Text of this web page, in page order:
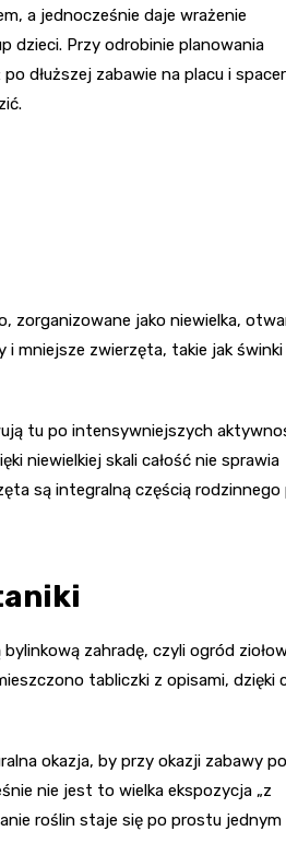
a jednocześnie daje wrażenie
dzieci. Przy odrobinie planowania
dłuższej zabawie na placu i
zorganizowane jako niewielka,
i mniejsze zwierzęta, takie jak świnki
tu po intensywniejszych
niewielkiej skali całość nie sprawia
są integralną częścią rodzinnego
zahradę, czyli ogród
tabliczki z opisami, dzięki
okazja, by przy okazji zabawy
nie jest to wielka ekspozycja „z
roślin staje się po prostu jednym